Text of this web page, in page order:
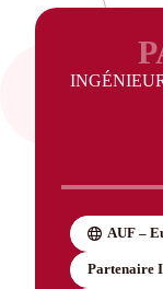
AUF –
Partenaire